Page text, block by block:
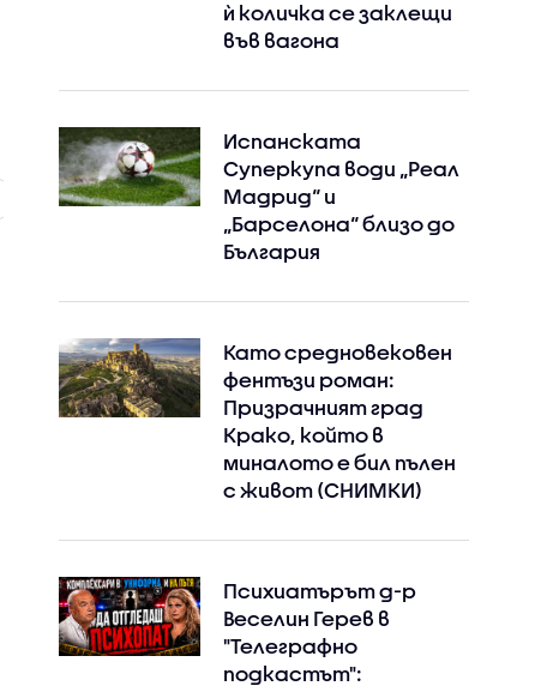
Instagram Facebook
ѝ количка се заклещи
във вагона
Испанската
Суперкупа води „Реал
Мадрид“ и
„Барселона“ близо до
България
Като средновековен
фентъзи роман:
Призрачният град
Крако, който в
миналото е бил пълен
с живот (СНИМКИ)
Психиатърът д-р
Веселин Герев в
"Телеграфно
подкастът":